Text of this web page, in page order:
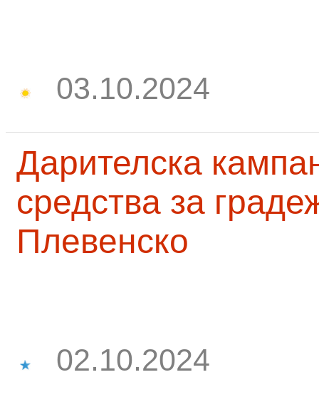
03.10.2024
Дарителска
средства за
Плевенско
02.10.2024